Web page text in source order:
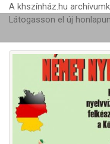
A khszínház.hu
Látogasson el új